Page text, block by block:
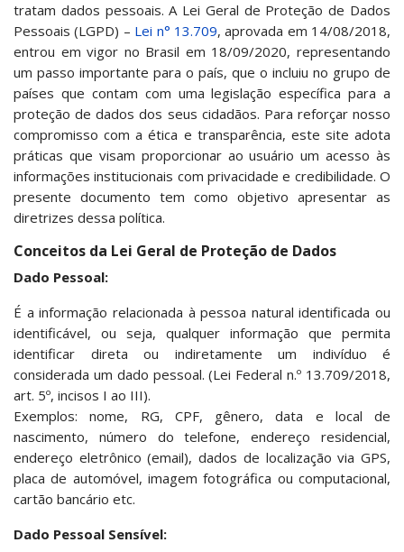
tratam dados pessoais. A Lei Geral de Proteção de Dados
Pessoais (LGPD) – Lei n° 13.709, aprovada em 14/08/2018,
entrou em vigor no Brasil em 18/09/2020, representando
um passo importante para o país, que o incluiu no grupo de
países que contam com uma legislação específica para a
proteção de dados dos seus cidadãos. Para reforçar nosso
compromisso com a ética e transparência, este site adota
práticas que visam proporcionar ao usuário um acesso às
informações institucionais com privacidade e credibilidade. O
presente documento tem como objetivo apresentar as
diretrizes dessa política.
Conceitos da Lei Geral de Proteção de Dados
Dado Pessoal:
É a informação relacionada à pessoa natural identificada ou
identificável, ou seja, qualquer informação que permita
identificar direta ou indiretamente um indivíduo é
considerada um dado pessoal. (Lei Federal n.º 13.709/2018,
art. 5º, incisos I ao III).
Exemplos: nome, RG, CPF, gênero, data e local de
nascimento, número do telefone, endereço residencial,
endereço eletrônico (email), dados de localização via GPS,
placa de automóvel, imagem fotográfica ou computacional,
cartão bancário etc.
Dado Pessoal Sensível: